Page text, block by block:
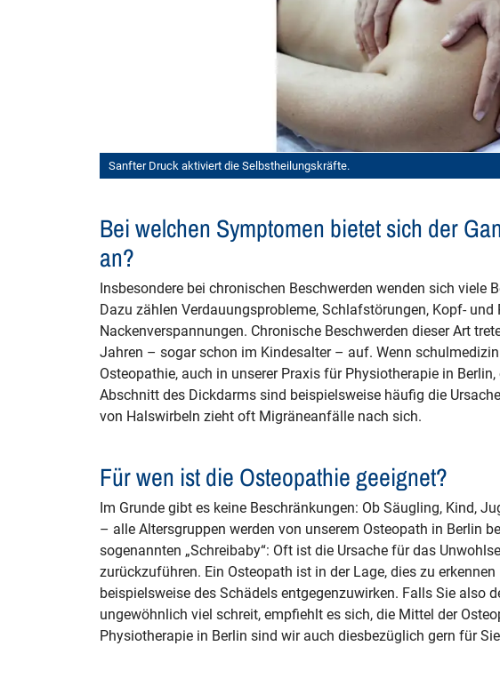
Sanfter Druck aktiviert die Selbstheilungskräfte.
Bei welchen Symptomen bietet sich der
an?
Insbesondere bei chronischen Beschwerden wenden sich viele
Dazu zählen Verdauungsprobleme, Schlafstörungen, Kopf- und
Nackenverspannungen. Chronische Beschwerden dieser Art
Jahren – sogar schon im Kindesalter – auf. Wenn
Osteopathie, auch in unserer Praxis für Physiotherapie in
Abschnitt des Dickdarms sind beispielsweise häufig die
von Halswirbeln zieht oft Migräneanfälle nach sich.
Für wen ist die Osteopathie geeignet?
Im Grunde gibt es keine Beschränkungen: Ob Säugling, Kind,
– alle Altersgruppen werden von unserem Osteopath in Berlin
sogenannten „Schreibaby“: Oft ist die Ursache für das
zurückzuführen. Ein Osteopath ist in der Lage, dies zu
beispielsweise des Schädels entgegenzuwirken. Falls Sie also
ungewöhnlich viel schreit, empfiehlt es sich, die Mittel der
Physiotherapie in Berlin sind wir auch diesbezüglich gern für